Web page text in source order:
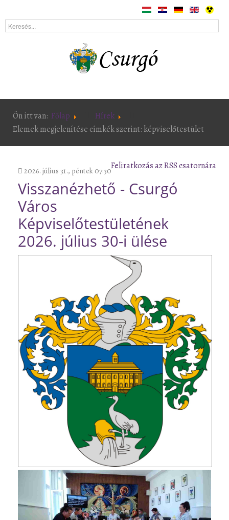
Ön itt van: Főlap
Hírek
Elemek megjelenítése címkék szerint: képviselőtestület
Feliratkozás az RSS csatornára
2026. július 31., péntek 07:30
Visszanézhető - Csurgó
Város
Képviselőtestületének
2026. július 30-i ülése